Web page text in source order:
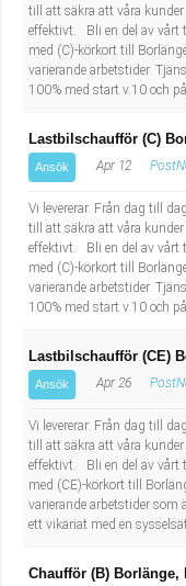
till att säkra att våra
effektivt. Bli en del av vårt
med (C)-körkort till
varierande arbetstider.
100% med start v.10 och
Lastbilschaufför (C)
Ansök Apr 12
Vi levererar. Från dag till
till att säkra att våra
effektivt. Bli en del av vårt
med (C)-körkort till
varierande arbetstider.
100% med start v.10 och
Lastbilschaufför (CE)
Ansök Apr 26
Vi levererar. Från dag till
till att säkra att våra
effektivt. Bli en del av vårt
med (CE)-körkort till
varierande arbetstider
ett vikariat med en
Chaufför (B)